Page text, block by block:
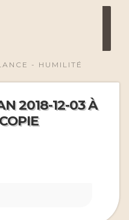
- HUMILITÉ
2018-12-03 À